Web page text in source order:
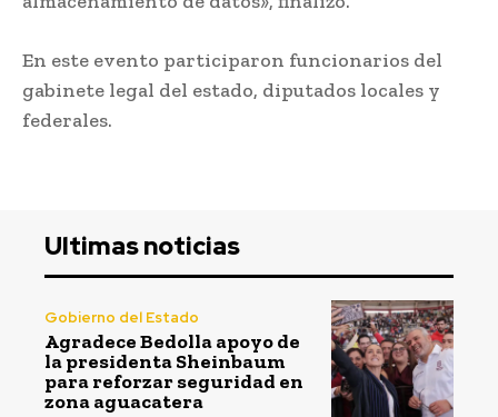
En este evento participaron funcionarios del
gabinete legal del estado, diputados locales y
federales.
Ultimas noticias
Gobierno del Estado
Agradece Bedolla apoyo de
la presidenta Sheinbaum
para reforzar seguridad en
zona aguacatera